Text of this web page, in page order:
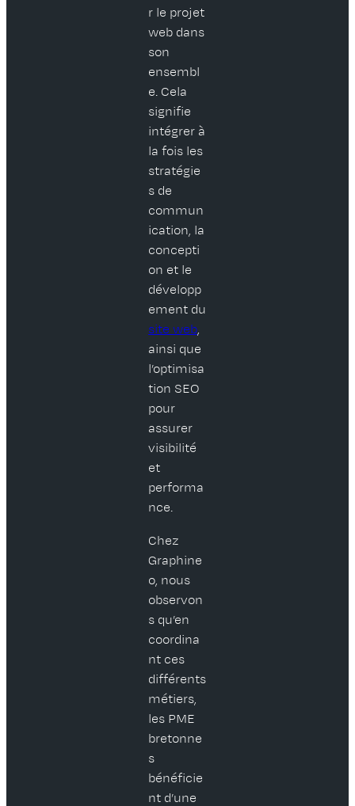
r le projet
web dans
son
ensembl
e. Cela
signifie
intégrer à
la fois les
stratégie
s de
commun
ication, la
concepti
on et le
développ
ement du
site web,
ainsi que
l’optimisa
tion SEO
pour
assurer
visibilité
et
performa
nce.
Chez
Graphine
o, nous
observon
s qu’en
coordina
nt ces
différents
métiers,
les PME
bretonne
s
bénéficie
nt d’une